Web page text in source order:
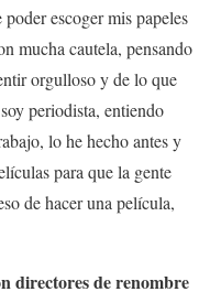
escoger mis papeles
mucha cautela, pensando
orgulloso y de lo que
periodista, entiendo
lo he hecho antes y
para que la gente
de hacer una película,
directores de renombre